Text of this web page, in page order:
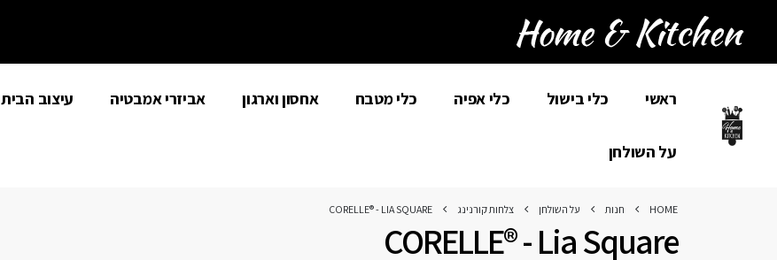
ראשי כלי בישול כלי אפיה כלי מטבח אחסון וארגון אביזרי אמבטיה עיצוב הבית
על השולחן
HOME חנות על השולחן צלחות קורנינג CORELLE® - LIA SQUARE
CORELLE® - Lia Square